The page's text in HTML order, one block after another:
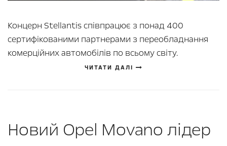
Концерн Stellantis співпрацює з понад 400
сертифікованими партнерами з переобладнання
комерційних автомобілів по всьому світу.
ЧИТАТИ ДАЛІ
Новий Opel Movano лідер